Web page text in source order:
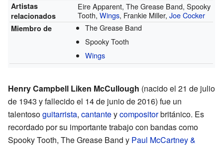
Artistas
relacionados
Eire Apparent, The Grease Band, Spooky
Tooth,Wings, Frankie Miller,Joe Cocker
Miembro de
The Grease Band
Spooky Tooth
Wings
Henry Campbell Liken McCullough (nacido el 21 de julio
de 1943 y fallecido el 14 de junio de 2016) fue un
talentosoguitarrista, cantanteycompositorbritánico. Es
recordado por su importante trabajo con bandas como
Spooky Tooth, The Grease Band y Paul McCartney &